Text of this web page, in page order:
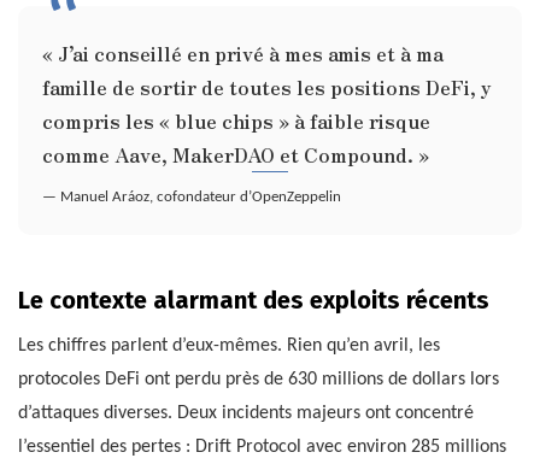
« J’ai conseillé en privé à mes amis et à ma
famille de sortir de toutes les positions DeFi, y
compris les « blue chips » à faible risque
comme Aave, MakerDAO et Compound. »
— Manuel Aráoz, cofondateur d’OpenZeppelin
Le contexte alarmant des exploits récents
Les chiffres parlent d’eux-mêmes. Rien qu’en avril, les
protocoles DeFi ont perdu près de 630 millions de dollars lors
d’attaques diverses. Deux incidents majeurs ont concentré
l’essentiel des pertes : Drift Protocol avec environ 285 millions